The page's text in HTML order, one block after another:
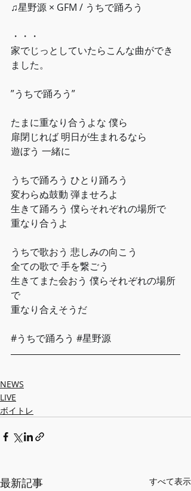
♫星野源 × GFM / うちで踊ろう﻿
・・・﻿
家でじっとしていたらこんな曲ができ
ました。﻿
”うちで踊ろう”﻿
たまに重なり合うよな 僕ら﻿
扉閉じれば 明日が生まれるなら﻿
遊ぼう 一緒に﻿
うちで踊ろう ひとり踊ろう﻿
変わらぬ鼓動 弾ませろよ﻿
生きて踊ろう 僕らそれぞれの場所で﻿
重なり合うよ﻿
うちで歌おう 悲しみの向こう﻿
全ての歌で 手を繋ごう﻿
生きてまた会おう 僕らそれぞれの場所
で﻿
重なり合えそうだ﻿
#うちで踊ろう #星野源
NEWS
LIVE
ボイトレ
最新記事 すべて表示